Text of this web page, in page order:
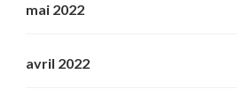
mai 2022
avril 2022